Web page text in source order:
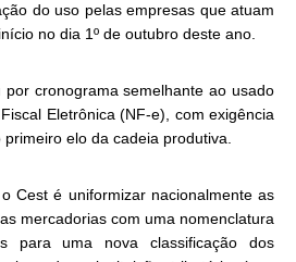
do uso pelas empresas que atuam
no dia 1º de outubro deste ano.
cronograma semelhante ao usado
Eletrônica (NF-e), com exigência
elo da cadeia produtiva.
Cest é uniformizar nacionalmente as
mercadorias com uma nomenclatura
para uma nova classificação dos